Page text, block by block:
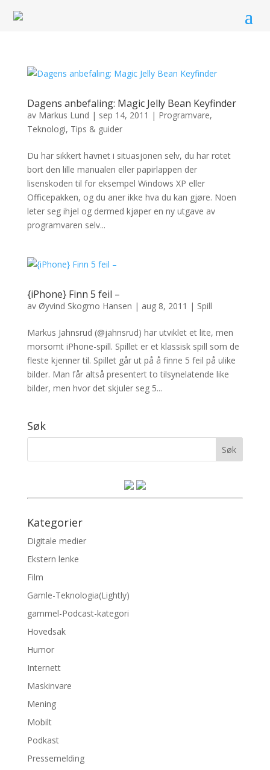
Dagens anbefaling: Magic Jelly Bean Keyfinder
av Markus Lund | sep 14, 2011 | Programvare,
Teknologi, Tips & guider
Du har sikkert havnet i situasjonen selv, du har rotet
bort den lille manualen eller papirlappen der
lisenskoden til for eksempel Windows XP eller
Officepakken, og du aner ikke hva du kan gjøre. Noen
leter seg ihjel og dermed kjøper en ny utgave av
programvaren selv...
{iPhone} Finn 5 feil –
av Øyvind Skogmo Hansen | aug 8, 2011 | Spill
Markus Jahnsrud (@jahnsrud) har utviklet et lite, men
morsomt iPhone-spill. Spillet er et klassisk spill som de
fleste kjenner til. Spillet går ut på å finne 5 feil på ulike
bilder. Man får altså presentert to tilsynelatende like
bilder, men hvor det skjuler seg 5...
Søk
Kategorier
Digitale medier
Ekstern lenke
Film
Gamle-Teknologia(Lightly)
gammel-Podcast-kategori
Hovedsak
Humor
Internett
Maskinvare
Mening
Mobilt
Podkast
Pressemelding